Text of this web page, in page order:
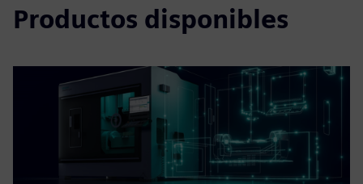
Productos disponibles